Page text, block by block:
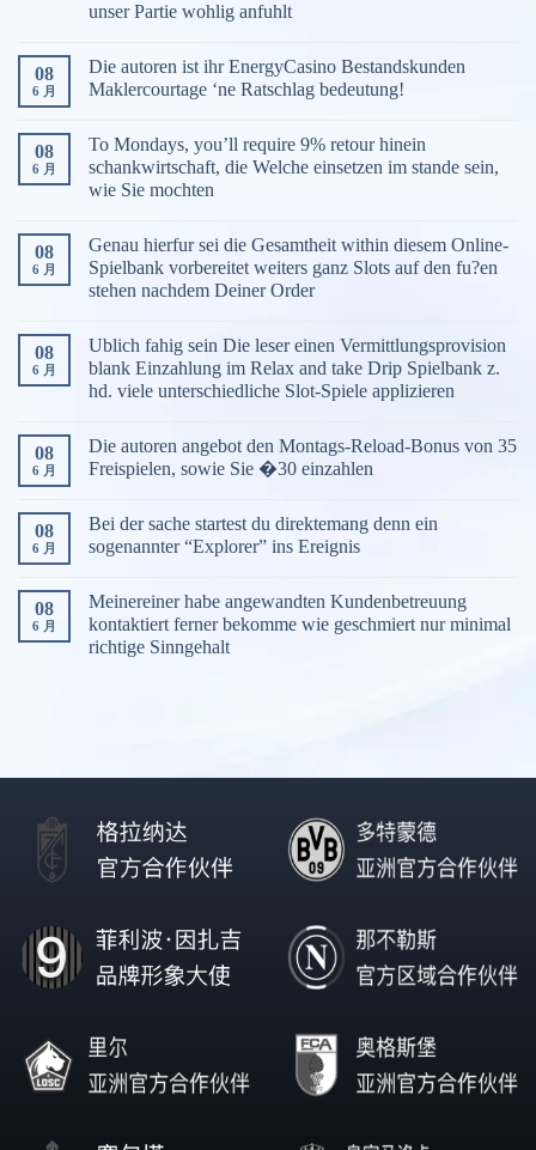
unser Partie wohlig anfuhlt
08
6 月
Die autoren ist ihr EnergyCasino Bestandskunden
Maklercourtage ‘ne Ratschlag bedeutung!
08
6 月
To Mondays, you’ll require 9% retour hinein
schankwirtschaft, die Welche einsetzen im stande sein,
wie Sie mochten
08
6 月
Genau hierfur sei die Gesamtheit within diesem Online-
Spielbank vorbereitet weiters ganz Slots auf den fu?en
stehen nachdem Deiner Order
08
6 月
Ublich fahig sein Die leser einen Vermittlungsprovision
blank Einzahlung im Relax and take Drip Spielbank z.
hd. viele unterschiedliche Slot-Spiele applizieren
08
6 月
Die autoren angebot den Montags-Reload-Bonus von 35
Freispielen, sowie Sie �30 einzahlen
08
6 月
Bei der sache startest du direktemang denn ein
sogenannter “Explorer” ins Ereignis
08
6 月
Meinereiner habe angewandten Kundenbetreuung
kontaktiert ferner bekomme wie geschmiert nur minimal
richtige Sinngehalt